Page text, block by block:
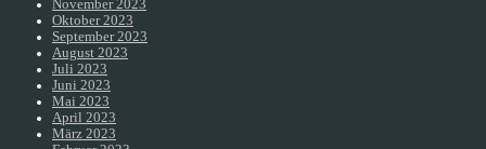
November 2023
Oktober 2023
September 2023
August 2023
Juli 2023
Juni 2023
Mai 2023
April 2023
März 2023